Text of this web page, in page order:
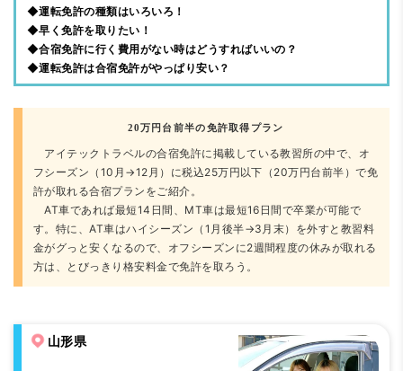
◆運転免許の種類はいろいろ！
◆早く免許を取りたい！
◆合宿免許に行く費用がない時はどうすればいいの？
◆運転免許は合宿免許がやっぱり安い？
20万円台前半の免許取得プラン
アイテックトラベルの合宿免許に掲載している教習所の中で、オ
フシーズン（10月→12月）に税込25万円以下（20万円台前半）で免
許が取れる合宿プランをご紹介。
AT車であれば最短14日間、MT車は最短16日間で卒業が可能で
す。特に、AT車はハイシーズン（1月後半→3月末）を外すと教習料
金がグっと安くなるので、オフシーズンに2週間程度の休みが取れる
方は、とびっきり格安料金で免許を取ろう。
山形県